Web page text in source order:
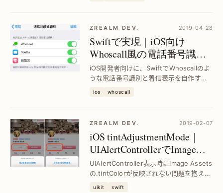
ZREALM DEV. 2019-04-28
Swiftで実現｜iOS向け
Whoscall風の電話番号識別
と着信表示機能
iOS開発者向けに、SwiftでWhoscallのよ
うな電話番号識別と着信表示を自作する
ios whoscall
ZREALM DEV. 2019-02-07
iOS tintAdjustmentMode｜
UIAlertControllerでImage
Assetsの.tintColor設定問題を
解決
UIAlertController表示時にImage Assets
の.tintColorが反映されない問題を抱える
uikit swift